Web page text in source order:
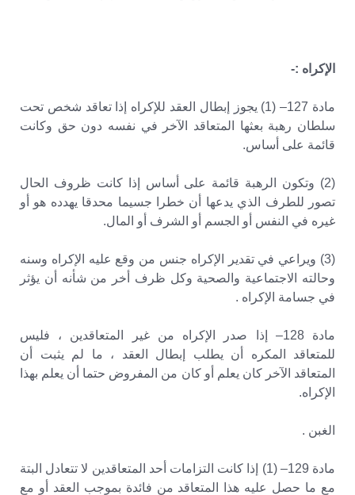
الإكراه :-
مادة 127– (1) يجوز إبطال العقد للإكراه إذا تعاقد شخص تحت
سلطان رهبة بعثها المتعاقد الآخر في نفسه دون حق وكانت
قائمة على أساس.
(2) وتكون الرهبة قائمة على أساس إذا كانت ظروف الحال
تصور للطرف الذي يدعها أن خطرا جسيما محدقا يهدده هو أو
غيره في النفس أو الجسم أو الشرف أو المال.
(3) ويراعي في تقدير الإكراه جنس من وقع عليه الإكراه وسنه
وحالته الاجتماعية والصحية وكل ظرف أخر من شأنه أن يؤثر
في جسامة الإكراه .
مادة 128– إذا صدر الإكراه من غير المتعاقدين ، فليس
للمتعاقد المكره أن يطلب إبطال العقد ، ما لم يثبت أن
المتعاقد الآخر كان يعلم أو كان من المفروض حتما أن يعلم بهذا
الإكراه.
الغبن .
مادة 129– (1) إذا كانت التزامات أحد المتعاقدين لا تتعادل البتة
مع ما حصل عليه هذا المتعاقد من فائدة بموجب العقد أو مع